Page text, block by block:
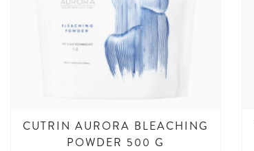
CUTRIN AURORA BLEACHING
POWDER 500 G